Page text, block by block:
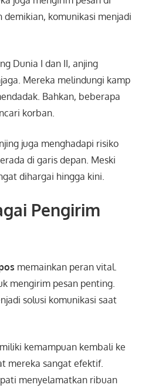
demikian, komunikasi menjadi
Dunia I dan II, anjing
Mereka melindungi kamp
Bahkan, beberapa
korban.
juga menghadapi risiko
di garis depan. Meski
dihargai hingga kini.
Pengirim
memainkan peran vital.
mengirim pesan penting.
solusi komunikasi saat
kemampuan kembali ke
mereka sangat efektif.
menyelamatkan ribuan